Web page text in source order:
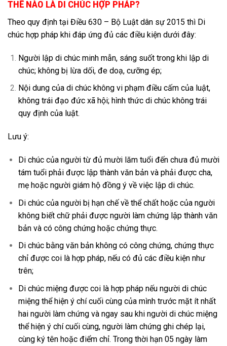
THẾ NÀO LÀ DI CHÚC HỢP PHÁP?
Theo quy định tại Điều 630 – Bộ Luật dân sự 2015 thì Di
chúc hợp pháp khi đáp ứng đủ các điều kiện dưới đây:
Người lập di chúc minh mẫn, sáng suốt trong khi lập di
chúc; không bị lừa dối, đe doạ, cưỡng ép;
Nội dung của di chúc không vi phạm điều cấm của luật,
không trái đạo đức xã hội; hình thức di chúc không trái
quy định của luật.
Lưu ý:
Di chúc của người từ đủ mười lăm tuổi đến chưa đủ mười
tám tuổi phải được lập thành văn bản và phải được cha,
mẹ hoặc người giám hộ đồng ý về việc lập di chúc.
Di chúc của người bị hạn chế về thể chất hoặc của người
không biết chữ phải được người làm chứng lập thành văn
bản và có công chứng hoặc chứng thực.
Di chúc bằng văn bản không có công chứng, chứng thực
chỉ được coi là hợp pháp, nếu có đủ các điều kiện như
trên;
Di chúc miệng được coi là hợp pháp nếu người di chúc
miệng thể hiện ý chí cuối cùng của mình trước mặt ít nhất
hai người làm chứng và ngay sau khi người di chúc miệng
thể hiện ý chí cuối cùng, người làm chứng ghi chép lại,
cùng ký tên hoặc điểm chỉ. Trong thời hạn 05 ngày làm